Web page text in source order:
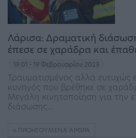
Λάρισα: Δραματική
έπεσε σε χαράδρα και
19:01 - 19 Φεβρουαρίου 2023
Τραυματισμένος αλλά ευτυχώς
κυνηγός που βρέθηκε σε
Μεγάλη κινητοποίηση για την
διάσωσης…
ΠΡΟΗΓΟΎΜΕΝΑ ΆΡΘΡΑ